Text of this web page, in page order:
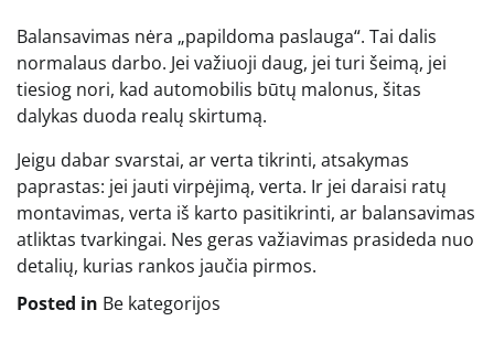
Balansavimas nėra „papildoma paslauga“. Tai dalis
normalaus darbo. Jei važiuoji daug, jei turi šeimą, jei
tiesiog nori, kad automobilis būtų malonus, šitas
dalykas duoda realų skirtumą.
Jeigu dabar svarstai, ar verta tikrinti, atsakymas
paprastas: jei jauti virpėjimą, verta. Ir jei daraisi ratų
montavimas, verta iš karto pasitikrinti, ar balansavimas
atliktas tvarkingai. Nes geras važiavimas prasideda nuo
detalių, kurias rankos jaučia pirmos.
Posted in Be kategorijos